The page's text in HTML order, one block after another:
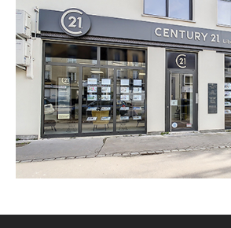
CENTURY 21
36 avenue de la
VILLERS LES NANCY
Envoyer un
Téléphoner à